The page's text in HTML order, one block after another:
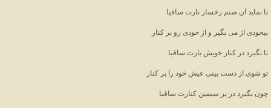
تا نماید آن صنم رخسار نارت ساقیا
بیخودی از می بگیر و از خودی رو بر کنار
تا بگیرد در کنار خویش یارت ساقیا
تو شوی از دست بینی عیش خود را بر کنار
چون بگیرد در بر سیمین کنارت ساقیا